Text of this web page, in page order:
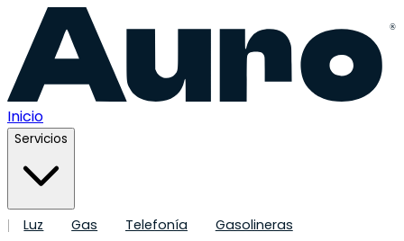
®
Inicio
Servicios
| Luz Gas Telefonía Gasolineras